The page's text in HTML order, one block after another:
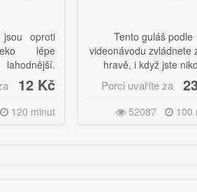
Tento guláš podle
videonávodu zvládnete zcela
hravě, i když jste nikdy
Porci uvaříte za 23 Kč
100 minut